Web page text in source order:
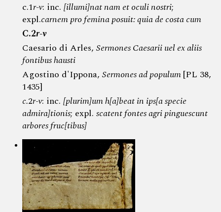
c.1r-v: inc. [illumi]nat nam et oculi nostri;
expl.carnem pro femina posuit: quia de costa cum
C.2r-v
Caesario di Arles, Sermones Caesarii uel ex aliis
fontibus hausti
Agostino d'Ippona, Sermones ad populum[PL 38,
1435]
c.2r-v: inc. [plurim]um h[a]beat in ips[a specie
admira]tionis; expl. scatent fontes agri pinguescunt
arbores fruc[tibus]